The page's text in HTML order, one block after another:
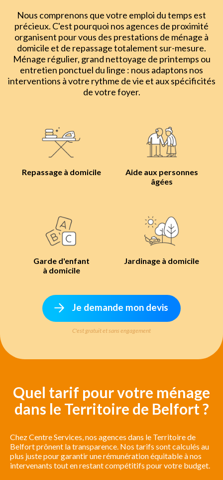
Nous comprenons que votre emploi du temps est
précieux. C'est pourquoi nos agences de proximité
organisent pour vous des prestations de ménage à
domicile et de repassage totalement sur-mesure.
Ménage régulier, grand nettoyage de printemps ou
entretien ponctuel du linge : nous adaptons nos
interventions à votre rythme de vie et aux spécificités
de votre foyer.
Repassage à domicile
Aide aux personnes
âgées
Garde d'enfant
à domicile
Jardinage à domicile
Je demande mon devis
C'est gratuit et sans engagement
Quel tarif pour votre ménage
dans le Territoire de Belfort ?
Chez Centre Services, nos agences dans le Territoire de
Belfort prônent la transparence. Nos tarifs sont calculés au
plus juste pour garantir une rémunération équitable à nos
intervenants tout en restant compétitifs pour votre budget.